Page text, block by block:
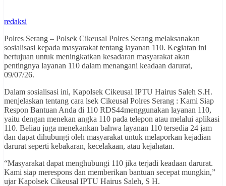
redaksi
Polres Serang – Polsek Cikeusal Polres Serang melaksanakan
sosialisasi kepada masyarakat tentang layanan 110. Kegiatan ini
bertujuan untuk meningkatkan kesadaran masyarakat akan
pentingnya layanan 110 dalam menangani keadaan darurat,
09/07/26.
Dalam sosialisasi ini, Kapolsek Cikeusal IPTU Hairus Saleh S.H.
menjelaskan tentang cara lsek Cikeusal Polres Serang : Kami Siap
Respon Bantuan Anda di 110 RDS44menggunakan layanan 110,
yaitu dengan menekan angka 110 pada telepon atau melalui aplikasi
110. Beliau juga menekankan bahwa layanan 110 tersedia 24 jam
dan dapat dihubungi oleh masyarakat untuk melaporkan kejadian
darurat seperti kebakaran, kecelakaan, atau kejahatan.
“Masyarakat dapat menghubungi 110 jika terjadi keadaan darurat.
Kami siap merespons dan memberikan bantuan secepat mungkin,”
ujar Kapolsek Cikeusal IPTU Hairus Saleh, S H.